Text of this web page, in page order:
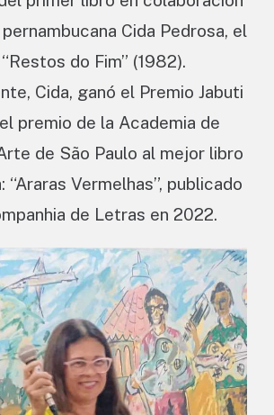
Cida Pedrosa, el
do Fim” (1982).
Cida, ganó el Premio Jabuti
premio de la Academia de
de São Paulo al mejor libro
Vermelhas”, publicado
de Letras en 2022.